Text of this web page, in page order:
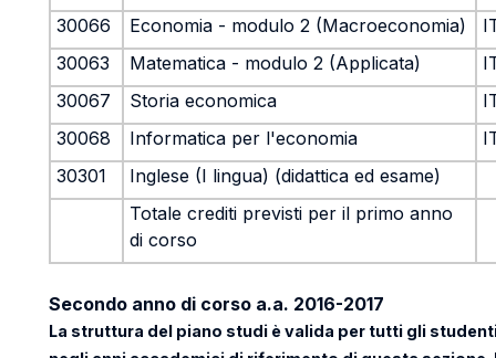
30066
Economia - modulo 2 (Macroeconomia)
30063
Matematica - modulo 2 (Applicata)
30067
Storia economica
30068
Informatica per l'economia
30301
Inglese (I lingua) (didattica ed esame)
Totale crediti previsti per il primo anno
di corso
Secondo anno di corso a.a. 2016-2017
La struttura del piano studi è valida per tutti gli